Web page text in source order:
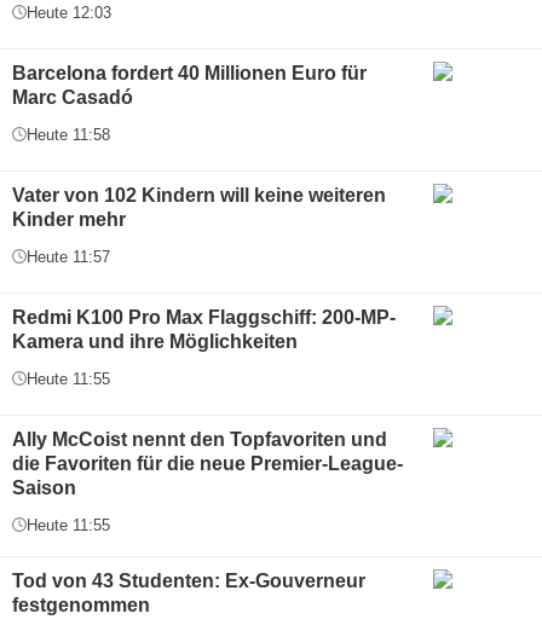
Heute 12:03
Barcelona fordert 40 Millionen Euro für
Marc Casadó
Heute 11:58
Vater von 102 Kindern will keine weiteren
Kinder mehr
Heute 11:57
Redmi K100 Pro Max Flaggschiff: 200-MP-
Kamera und ihre Möglichkeiten
Heute 11:55
Ally McCoist nennt den Topfavoriten und
die Favoriten für die neue Premier-League-
Saison
Heute 11:55
Tod von 43 Studenten: Ex-Gouverneur
festgenommen